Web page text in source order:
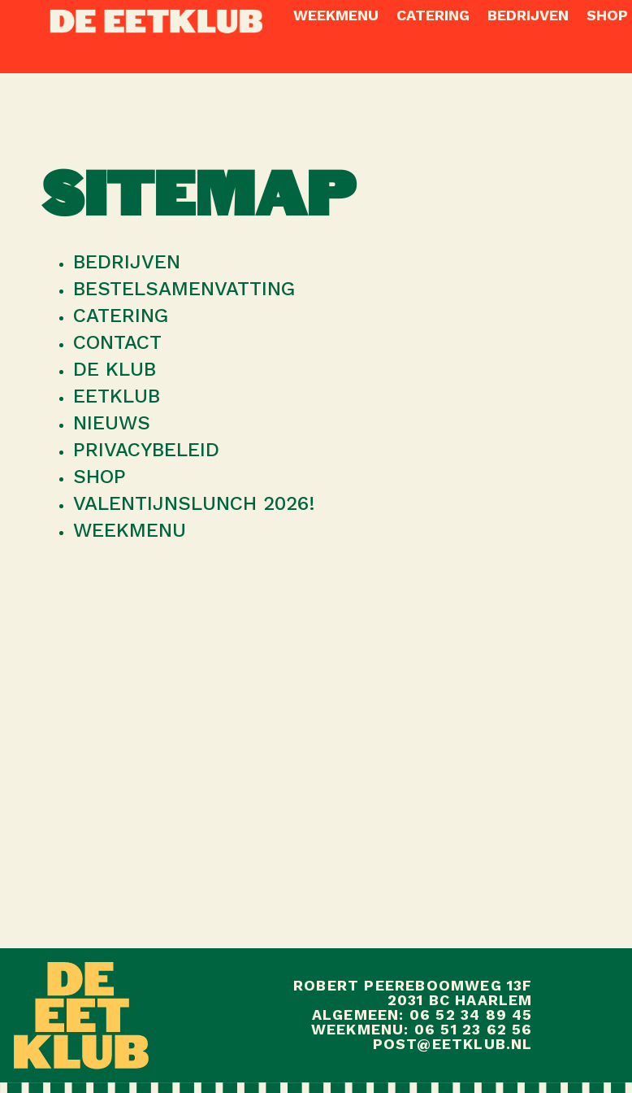
WEEKMENU CATERING BEDRIJVEN SHOP
SITEMAP
BEDRIJVEN
BESTELSAMENVATTING
CATERING
CONTACT
DE KLUB
EETKLUB
NIEUWS
PRIVACYBELEID
SHOP
VALENTIJNSLUNCH 2026!
WEEKMENU
ROBERT PEEREBOOMWEG 13F
2031 BC HAARLEM
ALGEMEEN: 06 52 34 89 45
WEEKMENU: 06 51 23 62 56
POST@EETKLUB.NL